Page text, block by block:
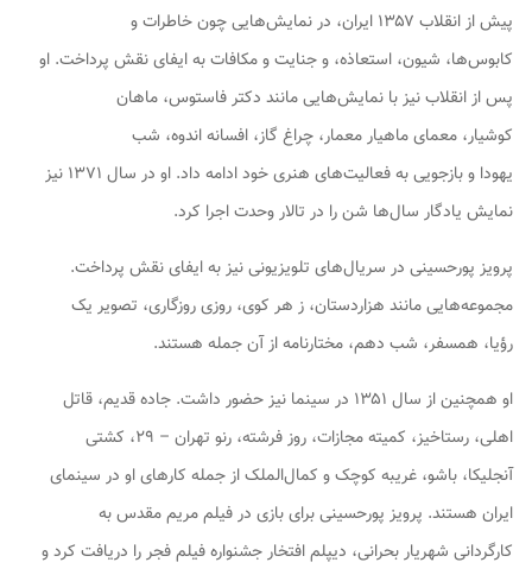
پیش از انقلاب ۱۳۵۷ ایران، در نمایش‌هایی چون
خاطرات و
کابوس‌ها، شیون، استعاذه، وجنایت و مکافاتبه ایفای نقش پرداخت. او
پس از انقلاب نیز با نمایش‌هایی مانند دکتر فاستوس، ماهان
کوشیار، معمای ماهیار معمار، چراغ گاز، افسانه اندوه، شب
یهودا وبازجویی
به فعالیت‌های هنری خود ادامه داد. او در سال ۱۳۷۱ نیز
نمایش یادگار سال‌ها شنرا در تالار وحدت اجرا کرد.
پرویز پورحسینی در سریال‌های تلویزیونی نیز به ایفای نقش پرداخت.
مجموعه‌هایی مانند هزاردستان، ز هر کوی، روزی روزگاری، تصویر یک
رؤیا، همسفر، شب دهم، مختارنامهاز آن جمله هستند.
او همچنین از سال ۱۳۵۱ در سینما نیز حضور داشت. جاده قدیم، قاتل
اهلی، رستاخیز، کمیته مجازات، روز فرشته، رنو تهران – ۲۹ ، کشتی
آنجلیکا، باشو، غریبه کوچکو کمال‌الملکاز جمله کارهای او در سینمای
ایران هستند. پرویز پورحسینی برای بازی در فیلممریم مقدسبه
کارگردانی شهریار بحرانی، دیپلم افتخار جشنواره فیلم فجر را دریافت کرد و